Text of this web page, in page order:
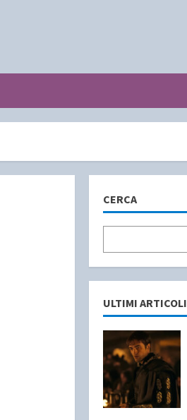
CERCA
ULTIMI ARTICOLI